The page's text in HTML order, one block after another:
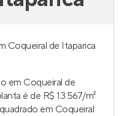
Coqueiral de Itaparica
em Coqueiral de
é de R$ 13.567/m²
em Coqueiral